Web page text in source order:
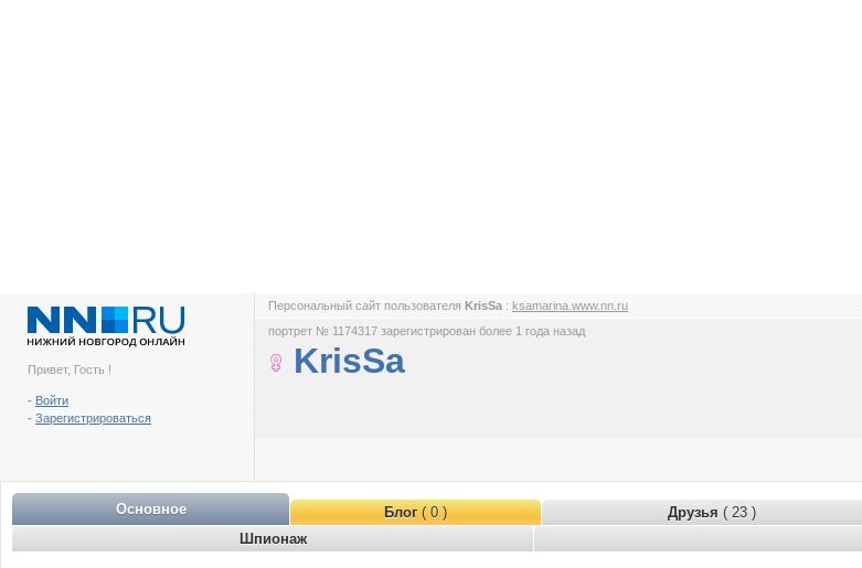
Привет, Гость !
- Войти
- Зарегистрироваться
Персональный сайт пользователя KrisSa : ksamarina.www.nn.ru
портрет № 1174317 зарегистрирован более 1 года назад
KrisSa
Основное Блог( 0 ) Друзья ( 23 )
Шпионаж